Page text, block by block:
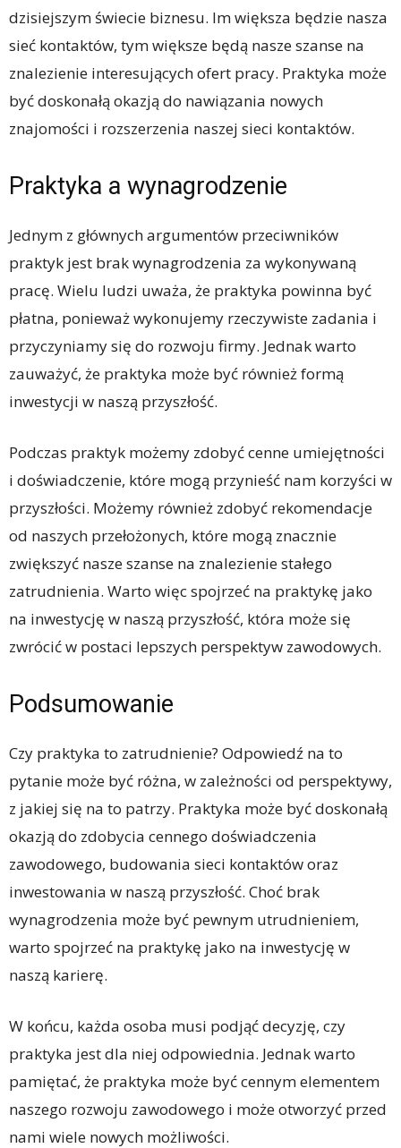
dzisiejszym świecie biznesu. Im większa będzie nasza
sieć kontaktów, tym większe będą nasze szanse na
znalezienie interesujących ofert pracy. Praktyka może
być doskonałą okazją do nawiązania nowych
znajomości i rozszerzenia naszej sieci kontaktów.
Praktyka a wynagrodzenie
Jednym z głównych argumentów przeciwników
praktyk jest brak wynagrodzenia za wykonywaną
pracę. Wielu ludzi uważa, że praktyka powinna być
płatna, ponieważ wykonujemy rzeczywiste zadania i
przyczyniamy się do rozwoju firmy. Jednak warto
zauważyć, że praktyka może być również formą
inwestycji w naszą przyszłość.
Podczas praktyk możemy zdobyć cenne umiejętności
i doświadczenie, które mogą przynieść nam korzyści w
przyszłości. Możemy również zdobyć rekomendacje
od naszych przełożonych, które mogą znacznie
zwiększyć nasze szanse na znalezienie stałego
zatrudnienia. Warto więc spojrzeć na praktykę jako
na inwestycję w naszą przyszłość, która może się
zwrócić w postaci lepszych perspektyw zawodowych.
Podsumowanie
Czy praktyka to zatrudnienie? Odpowiedź na to
pytanie może być różna, w zależności od perspektywy,
z jakiej się na to patrzy. Praktyka może być doskonałą
okazją do zdobycia cennego doświadczenia
zawodowego, budowania sieci kontaktów oraz
inwestowania w naszą przyszłość. Choć brak
wynagrodzenia może być pewnym utrudnieniem,
warto spojrzeć na praktykę jako na inwestycję w
naszą karierę.
W końcu, każda osoba musi podjąć decyzję, czy
praktyka jest dla niej odpowiednia. Jednak warto
pamiętać, że praktyka może być cennym elementem
naszego rozwoju zawodowego i może otworzyć przed
nami wiele nowych możliwości.